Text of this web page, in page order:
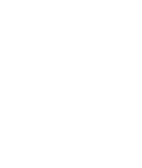
linh kiện như thùng chứa,
chúng được lắp đặt đúng
rửa sàn theo đúng tỷ lệ
sử dụng và đổ vào thùng